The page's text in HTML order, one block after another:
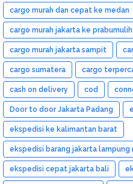
cargo murah dan cepat ke medan
cargo murah jakarta ke prabumulih
cargo murah jakarta sampit
cargo sumatera cargo
cash on delivery cod
Door to door Jakarta Padang
ekspedisi ke kalimantan barat
ekspedisi barang jakarta lampung
ekspedisi cepat jakarta bali